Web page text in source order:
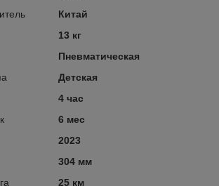
Китай
13 кг
Пневматическая
Детская
4 час
6 мес
2023
304 мм
25 км